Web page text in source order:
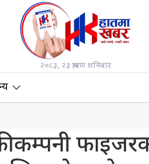
२०८३, २३ श्रावण शनिबार
कम्पनी